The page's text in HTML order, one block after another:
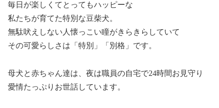
毎日が楽しくてとってもハッピーな
私たちが育てた特別な豆柴犬。
無駄吠えしない人懐っこい瞳がきらきらしていて
その可愛らしさは「特別」「別格」です。
母犬と赤ちゃん達は、夜は職員の自宅で24時間お見守り
愛情たっぷりお世話しています。